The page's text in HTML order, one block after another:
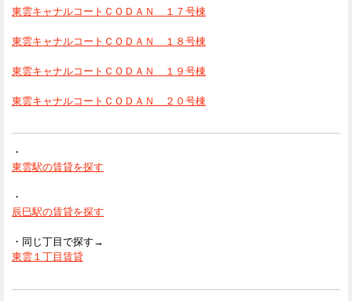
東雲キャナルコートＣＯＤＡＮ １７号棟
東雲キャナルコートＣＯＤＡＮ １８号棟
東雲キャナルコートＣＯＤＡＮ １９号棟
東雲キャナルコートＣＯＤＡＮ ２０号棟
・
東雲駅の賃貸を探す
・
辰巳駅の賃貸を探す
・同じ丁目で探す→
東雲１丁目賃貸